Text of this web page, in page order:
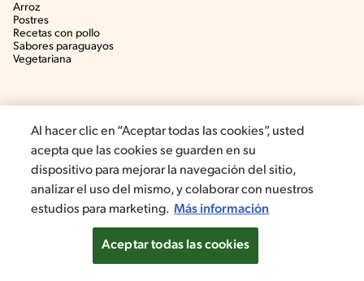
Arroz
Postres
Recetas con pollo
Sabores paraguayos
Vegetariana
©2022, Nestlé. Marcas registradas por Société dels Produits Nestlé,
S.A. Vevey (Suiza)
Aviso de privacidad
Términos y condiciones
Al hacer clic en “Aceptar todas las cookies”, usted
acepta que las cookies se guarden en su
dispositivo para mejorar la navegación del sitio,
analizar el uso del mismo, y colaborar con nuestros
estudios para marketing. Más información
Aceptar todas las cookies